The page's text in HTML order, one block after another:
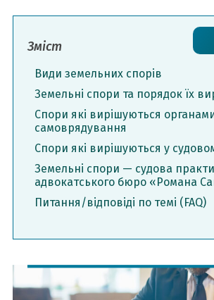
Зміст
Види земельних спорів
Земельні спори та порядок їх
Спори які вирішуються
самоврядування
Спори які вирішуються у
Земельні спори — судова
адвокатського бюро «Романа
Питання/відповіді по темі (FAQ)